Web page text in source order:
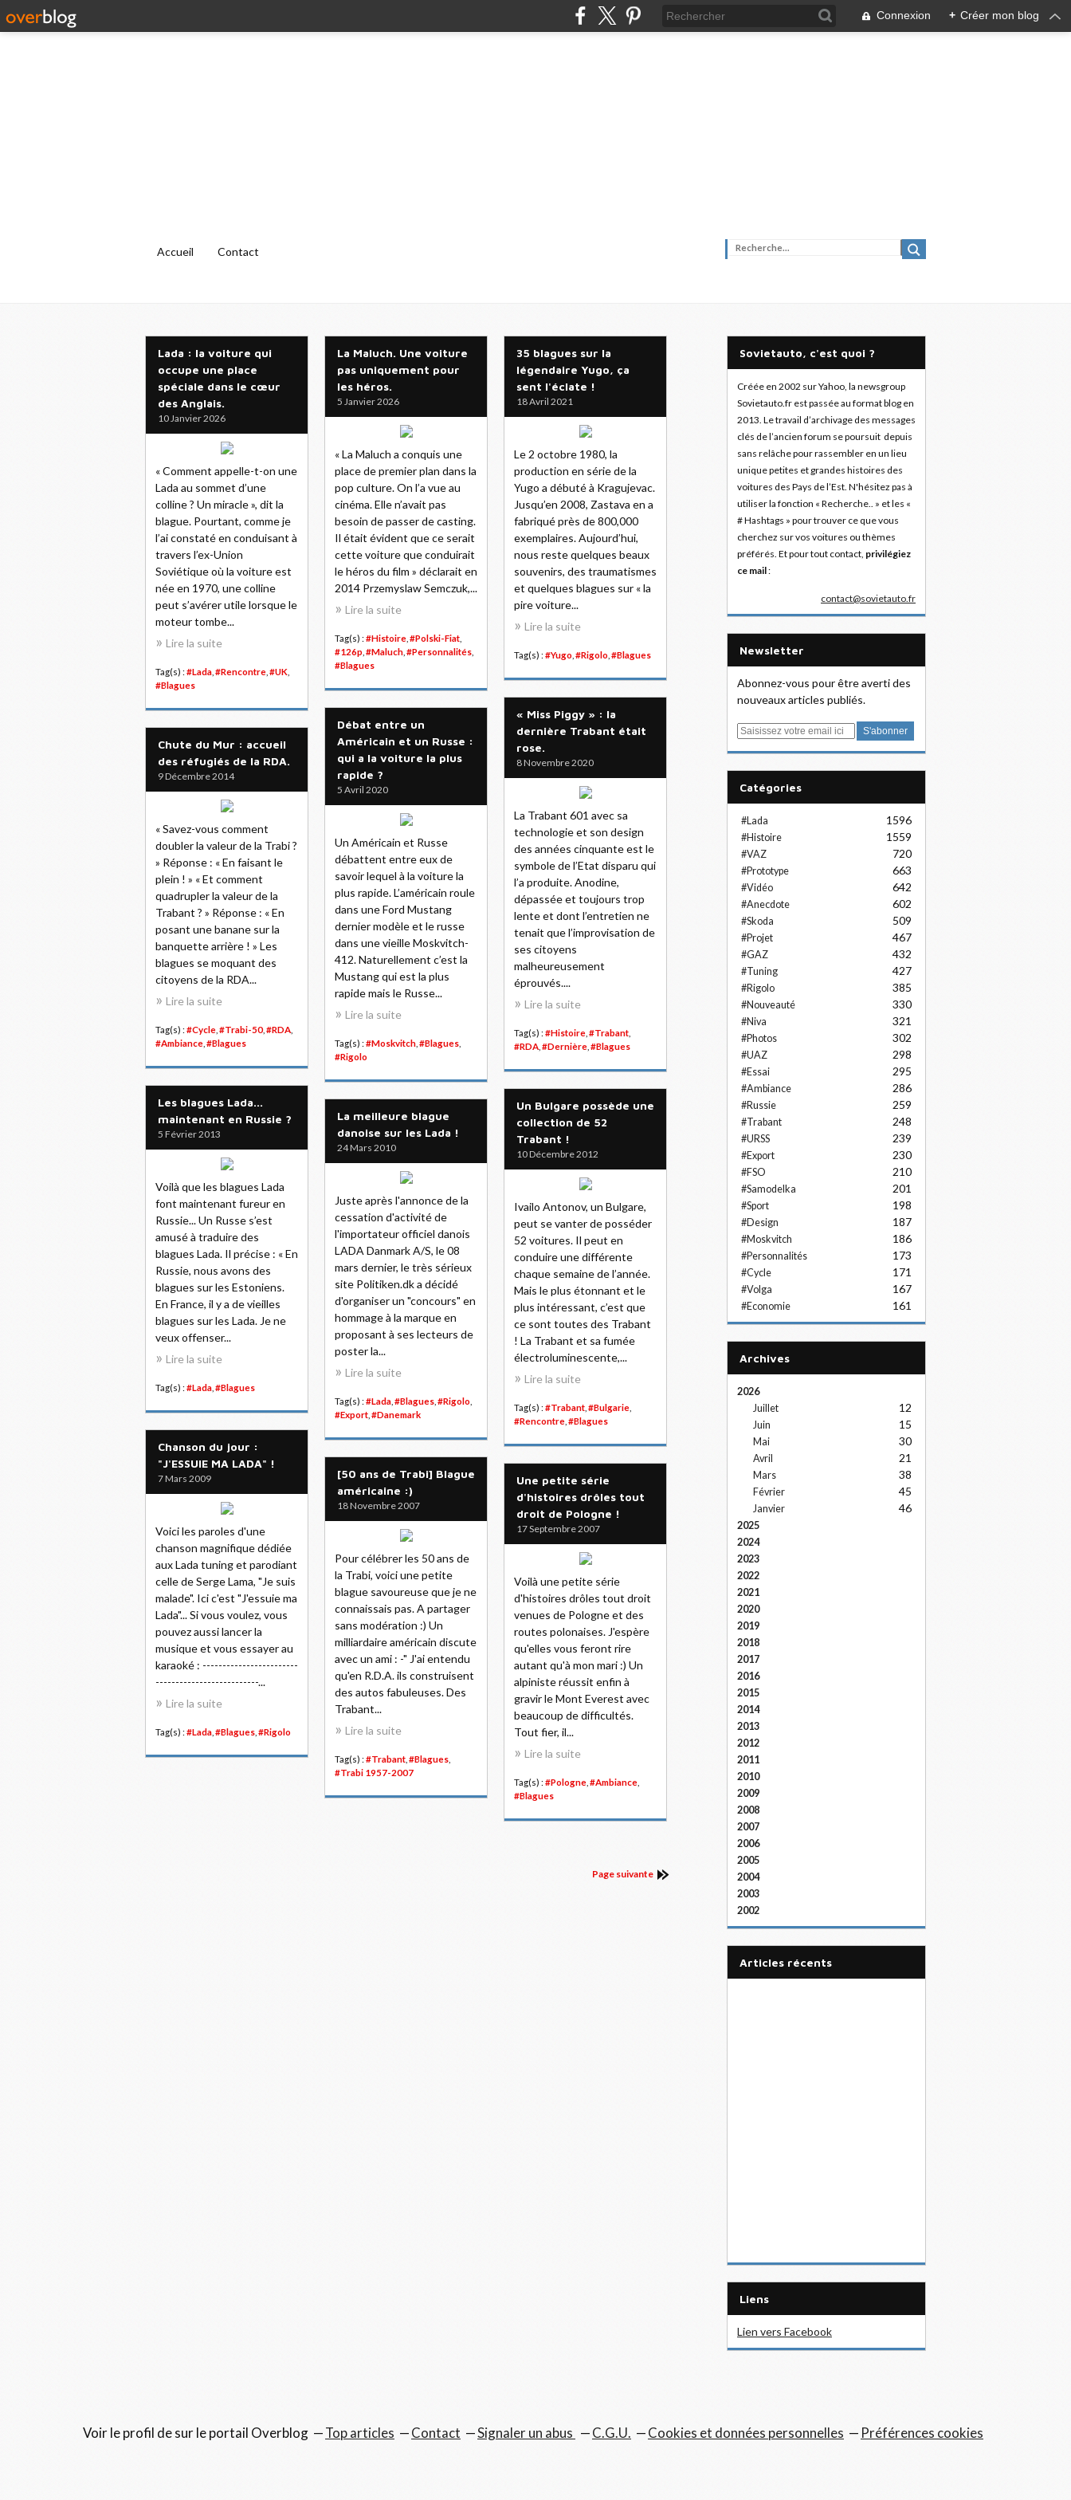
Connexion + Créer mon blog
Accueil Contact
Lada : la voiture qui
occupe une place
spéciale dans le cœur
des Anglais.
10 Janvier 2026
« Comment appelle-t-on une
Lada au sommet d’une
colline ? Un miracle », dit la
blague. Pourtant, comme je
l’ai constaté en conduisant à
travers l’ex-Union
Soviétique où la voiture est
née en 1970, une colline
peut s’avérer utile lorsque le
moteur tombe...
Lire la suite
Tag(s) : #Lada #Rencontre #UK
#Blagues
La Maluch. Une voiture
pas uniquement pour
les héros.
5 Janvier 2026
« La Maluch a conquis une
place de premier plan dans la
pop culture. On l’a vue au
cinéma. Elle n’avait pas
besoin de passer de casting.
Il était évident que ce serait
cette voiture que conduirait
le héros du film » déclarait en
2014 Przemyslaw Semczuk,...
Lire la suite
Tag(s) : #Histoire #Polski-Fiat
#126p #Maluch #Personnalités
#Blagues
35 blagues sur la
légendaire Yugo, ça
sent l'éclate !
18 Avril 2021
Le 2 octobre 1980, la
production en série de la
Yugo a débuté à Kragujevac.
Jusqu’en 2008, Zastava en a
fabriqué près de 800,000
exemplaires. Aujourd’hui,
nous reste quelques beaux
souvenirs, des traumatismes
et quelques blagues sur « la
pire voiture...
Lire la suite
Tag(s) : #Yugo #Rigolo #Blagues
« Miss Piggy » : la
dernière Trabant était
rose.
8 Novembre 2020
La Trabant 601 avec sa
technologie et son design
des années cinquante est le
symbole de l’Etat disparu qui
l’a produite. Anodine,
dépassée et toujours trop
lente et dont l’entretien ne
tenait que l’improvisation de
ses citoyens
malheureusement
éprouvés....
Lire la suite
Tag(s) : #Histoire #Trabant
#RDA #Dernière #Blagues
Débat entre un
Américain et un Russe :
qui a la voiture la plus
rapide ?
5 Avril 2020
Un Américain et Russe
débattent entre eux de
savoir lequel à la voiture la
plus rapide. L’américain roule
dans une Ford Mustang
dernier modèle et le russe
dans une vieille Moskvitch-
412. Naturellement c’est la
Mustang qui est la plus
rapide mais le Russe...
Lire la suite
Tag(s) : #Moskvitch #Blagues
#Rigolo
Chute du Mur : accueil
des réfugiés de la RDA.
9 Décembre 2014
« Savez-vous comment
doubler la valeur de la Trabi ?
» Réponse : « En faisant le
plein ! » « Et comment
quadrupler la valeur de la
Trabant ? » Réponse : « En
posant une banane sur la
banquette arrière ! » Les
blagues se moquant des
citoyens de la RDA...
Lire la suite
Tag(s) : #Cycle #Trabi-50, #RDA
#Ambiance #Blagues
Les blagues Lada...
maintenant en Russie ?
5 Février 2013
Voilà que les blagues Lada
font maintenant fureur en
Russie... Un Russe s’est
amusé à traduire des
blagues Lada. Il précise : « En
Russie, nous avons des
blagues sur les Estoniens.
En France, il y a de vieilles
blagues sur les Lada. Je ne
veux offenser...
Lire la suite
Tag(s) : #Lada #Blagues
Un Bulgare possède une
collection de 52
Trabant !
10 Décembre 2012
Ivailo Antonov, un Bulgare,
peut se vanter de posséder
52 voitures. Il peut en
conduire une différente
chaque semaine de l’année.
Mais le plus étonnant et le
plus intéressant, c’est que
ce sont toutes des Trabant
! La Trabant et sa fumée
électroluminescente,...
Lire la suite
Tag(s) : #Trabant #Bulgarie
#Rencontre #Blagues
La meilleure blague
danoise sur les Lada !
24 Mars 2010
Juste après l'annonce de la
cessation d'activité de
l'importateur officiel danois
LADA Danmark A/S, le 08
mars dernier, le très sérieux
site Politiken.dk a décidé
d'organiser un "concours" en
hommage à la marque en
proposant à ses lecteurs de
poster la...
Lire la suite
Tag(s) : #Lada #Blagues #Rigolo
#Export #Danemark
Chanson du jour :
"J'ESSUIE MA LADA" !
7 Mars 2009
Voici les paroles d'une
chanson magnifique dédiée
aux Lada tuning et parodiant
celle de Serge Lama, "Je suis
malade". Ici c'est "J'essuie ma
Lada"... Si vous voulez, vous
pouvez aussi lancer la
musique et vous essayer au
karaoké : ------------------------
--------------------------...
Lire la suite
Tag(s) : #Lada #Blagues #Rigolo
[50 ans de Trabi] Blague
américaine :)
18 Novembre 2007
Pour célébrer les 50 ans de
la Trabi, voici une petite
blague savoureuse que je ne
connaissais pas. A partager
sans modération :) Un
milliardaire américain discute
avec un ami : -" J'ai entendu
qu'en R.D.A. ils construisent
des autos fabuleuses. Des
Trabant...
Lire la suite
Tag(s) : #Trabant #Blagues
#Trabi 1957-2007
Une petite série
d'histoires drôles tout
droit de Pologne !
17 Septembre 2007
Voilà une petite série
d'histoires drôles tout droit
venues de Pologne et des
routes polonaises. J'espère
qu'elles vous feront rire
autant qu'à mon mari :) Un
alpiniste réussit enfin à
gravir le Mont Everest avec
beaucoup de difficultés.
Tout fier, il...
Lire la suite
Tag(s) : #Pologne #Ambiance
#Blagues
Page suivante
Sovietauto, c'est quoi ?
Créée en 2002 sur Yahoo, la newsgroup
Sovietauto.fr est passée au format blog en
2013. Le travail d’archivage des messages
clés de l’ancien forum se poursuit depuis
sans relâche pour rassembler en un lieu
unique petites et grandes histoires des
voitures des Pays de l’Est. N'hésitez pas à
utiliser la fonction « Recherche.. » et les «
# Hashtags » pour trouver ce que vous
cherchez sur vos voitures ou thèmes
préférés. Et pour tout contact, privilégiez
ce mail:
contact@sovietauto.fr
Newsletter
Abonnez-vous pour être averti des
nouveaux articles publiés.
E
Catégories
#Lada 1596
#Histoire 1559
#VAZ 720
#Prototype 663
#Vidéo 642
#Anecdote 602
#Skoda 509
#Projet 467
#GAZ 432
#Tuning 427
#Rigolo 385
#Nouveauté 330
#Niva 321
#Photos 302
#UAZ 298
#Essai 295
#Ambiance 286
#Russie 259
#Trabant 248
#URSS 239
#Export 230
#FSO 210
#Samodelka 201
#Sport 198
#Design 187
#Moskvitch 186
#Personnalités 173
#Cycle 171
#Volga 167
#Economie 161
Archives
2026
Juillet
12
Juin 15
Mai 30
Avril 21
Mars 38
Février 45
Janvier 46
2025
2024
2023
2022
2021
2020
2019
2018
2017
2016
2015
2014
2013
2012
2011
2010
2009
2008
2007
2006
2005
2004
2003
2002
articles récents
Liens
Lien vers Facebook
Voir le profil desur le portail Overblog Top articles Contact Signaler un abus C.G.U. Cookies et données personnelles Préférences cookies